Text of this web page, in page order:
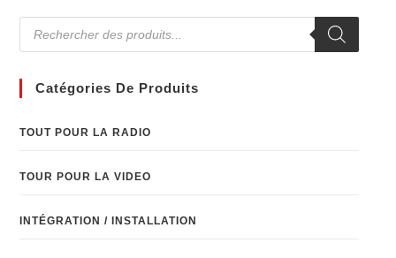
Catégories De Produits
TOUT POUR LA RADIO
TOUR POUR LA VIDEO
INTÉGRATION / INSTALLATION